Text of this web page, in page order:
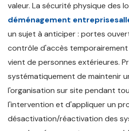
valeur. La sécurité physique des
déménagement
un sujet à anticiper : portes
contrôle d'accès
vient de personnes extérieures.
systématiquement de maintenir
l'organisation sur site pendant
l'intervention et d'appliquer un
désactivation/réactivation des